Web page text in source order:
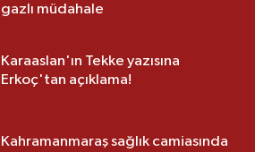
gazlı müdahale
Karaaslan'ın Tekke yazısına
Erkoç'tan açıklama!
Kahramanmaraş sağlık camiasında